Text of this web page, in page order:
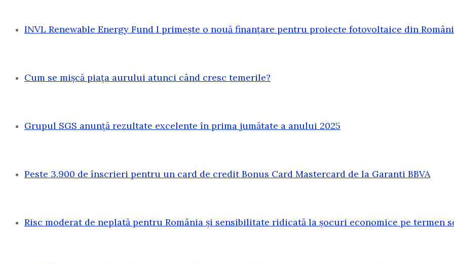
INVL Renewable Energy Fund I primește o nouă finanțare pentru proiecte fotovoltaice din
Cum se mișcă piața aurului atunci când cresc temerile?
Grupul SGS anunță rezultate excelente în prima jumătate a anului 2025
Peste 3.900 de înscrieri pentru un card de credit Bonus Card Mastercard de la Garanti BBVA
Risc moderat de neplată pentru România și sensibilitate ridicată la șocuri economice pe termen